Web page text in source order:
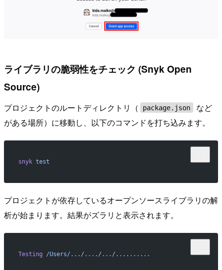
ライブラリの脆弱性をチェック (Snyk Open
Source)
プロジェクトのルートディレクトリ（ package.json
など
がある場所）に移動し、以下のコマンドを打ち込みます。
snyk test
プロジェクトが依存しているオープンソースライブラリの解
析が始まります。結果がズラリと表示されます。
Testing /Users/.../..../.../..........